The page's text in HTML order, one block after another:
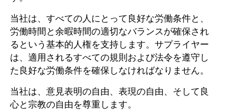
当社は、すべての人にとって良好な労働条件と、
労働時間と余暇時間の適切なバランスが確保され
るという基本的人権を支持します。 サプライヤー
は、適用されるすべての規則および法令を遵守し
た良好な労働条件を確保しなければなりません。
当社は、意見表明の自由、表現の自由、そして良
心と宗教の自由を尊重します。